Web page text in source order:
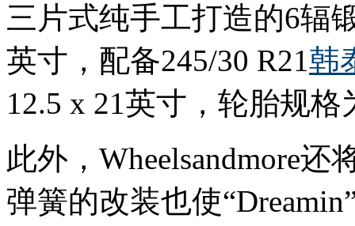
三片式纯手工打造的6辐
英寸，配备245/30 R21韩
12.5 x 21英寸，轮胎规格
此外，Wheelsandmore
弹簧的改装也使